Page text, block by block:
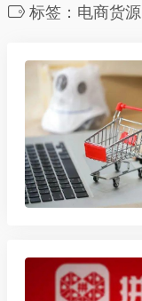
标签：电商货源